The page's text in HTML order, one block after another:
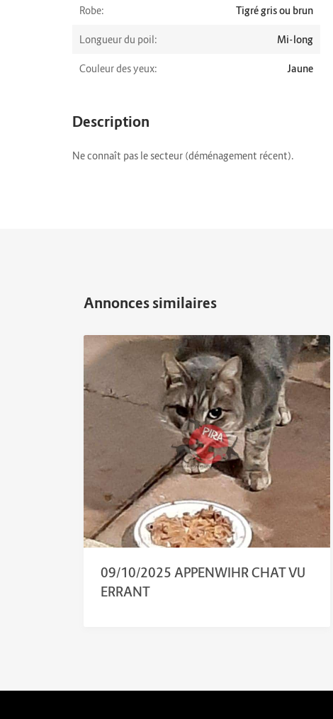
Robe: Tigré gris ou brun
Longueur du poil: Mi-long
Couleur des yeux: Jaune
Description
Ne connaît pas le secteur (déménagement récent).
09/10/2025 APPENWIHR CHAT VU
ERRANT